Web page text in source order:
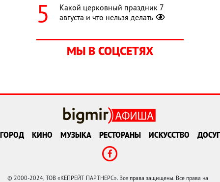
Какой церковный праздник 7
августа и что нельзя делать
МЫ В СОЦСЕТЯХ
ГОРОД КИНО МУЗЫКА РЕСТОРАНЫ ИСКУССТВО ДОСУГ
© 2000-2024, ТОВ «КЕПРЕЙТ ПАРТНЕРС». Все права защищены. Все права на